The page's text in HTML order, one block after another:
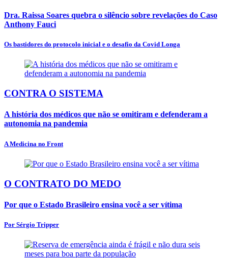
Dra. Raissa Soares quebra o silêncio sobre revelações do Caso
Anthony Fauci
Os bastidores do protocolo inicial e o desafio da Covid Longa
CONTRA O SISTEMA
A história dos médicos que não se omitiram e defenderam a
autonomia na pandemia
A Medicina no Front
O CONTRATO DO MEDO
Por que o Estado Brasileiro ensina você a ser vítima
Por Sérgio Tripper